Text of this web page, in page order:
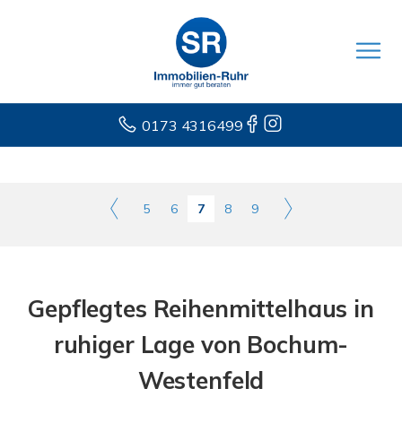
0173 4316499
5 6 7 8 9
Gepflegtes Reihenmittelhaus in
ruhiger Lage von Bochum-
Westenfeld